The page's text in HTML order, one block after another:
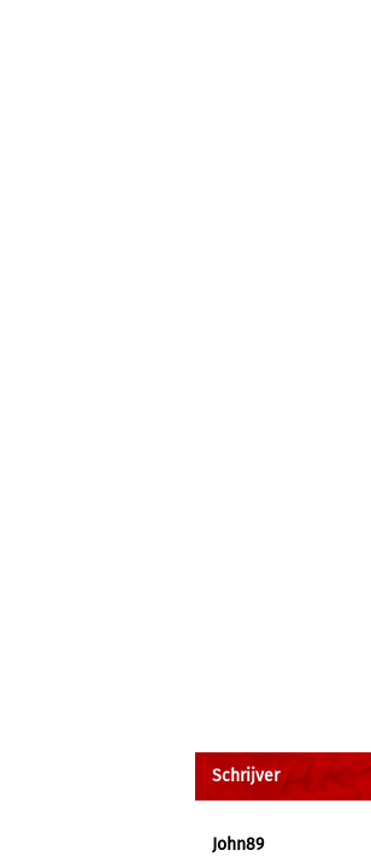
Schrijver
John89